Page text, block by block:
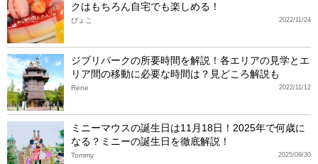
クはもちろん自宅でも楽しめる！
2022/11/24
ぴょこ
ジブリパークの所要時間を解説！各エリアの見学とエ
リア間の移動に必要な時間は？見どころ解説も
2022/11/12
Rene
ミニーマウスの誕生日は11月18日！2025年で何歳に
なる？ミニーの誕生日を徹底解説！
2025/09/30
Tommy